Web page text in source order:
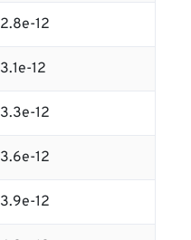
2.8e-12
3.1e-12
3.3e-12
3.6e-12
3.9e-12